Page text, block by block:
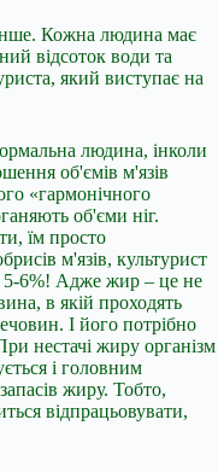
Кожна людина має
відсоток води та
який виступає на
людина, інколи
об'ємів м'язів
«гармонічного
об'єми ніг.
їм просто
м'язів, культурист
5-6%! Адже жир – це не
в якій проходять
І його потрібно
нестачі жиру організм
і головним
жиру. Тобто,
відпрацьовувати,